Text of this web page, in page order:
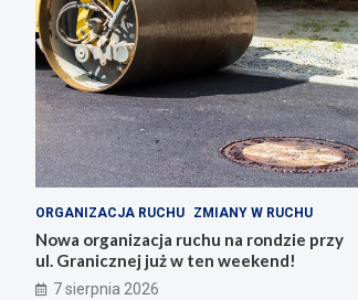
ORGANIZACJA RUCHU ZMIANY W RUCHU
Nowa organizacja ruchu na rondzie przy
ul. Granicznej już w ten weekend!
7 sierpnia 2026